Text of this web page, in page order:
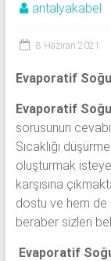
antalyakabel
8 Haziran 2021
Evaporatif
Evaporatif
sorusunun
Sıcaklığı
oluşturmak
karşısına
dostu ve hem de
beraber sizleri
Evaporatif